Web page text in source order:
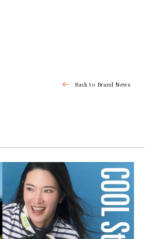
Back to Brand News